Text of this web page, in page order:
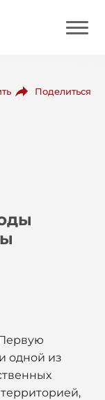
Поделиться
одной из